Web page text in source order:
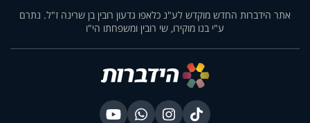
אתר הידברות החדש מוקדש לע"נ כלאפו גדעון רובין בן שרינה ז"ל. נתרם
ע"י בנו מוקירו, שי רובין ומשפחתו הי"ו